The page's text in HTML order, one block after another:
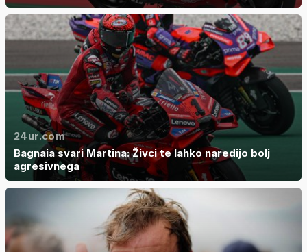
24ur.com
Bagnaia svari Martina: Živci te lahko naredijo bolj
agresivnega